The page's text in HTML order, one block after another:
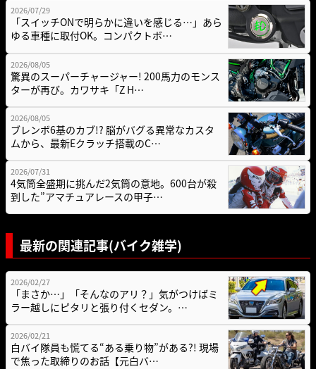
2026/07/29
「スイッチONで明らかに違いを感じる…」あら
ゆる車種に取付OK。コンパクトボ…
2026/08/05
驚異のスーパーチャージャー! 200馬力のモンス
ターが再び。カワサキ「Z H…
2026/08/05
ブレンボ6基のカブ!? 脳がバグる異常なカスタ
ムから、最新Eクラッチ搭載のC…
2026/07/31
4気筒全盛期に挑んだ2気筒の意地。600台が殺
到した”アマチュアレースの甲子…
最新の関連記事(バイク雑学)
2026/02/27
「まさか…」「そんなのアリ？」気がつけばミ
ラー越しにピタリと張り付くセダン。…
2026/02/21
白バイ隊員も慌てる“ある乗り物”がある?! 現場
で焦った取締りのお話【元白バ…